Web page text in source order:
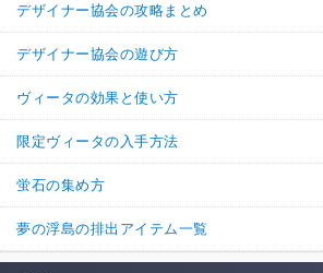
デザイナー協会の攻略まとめ
デザイナー協会の遊び方
ヴィータの効果と使い方
限定ヴィータの入手方法
蛍石の集め方
夢の浮島の排出アイテム一覧